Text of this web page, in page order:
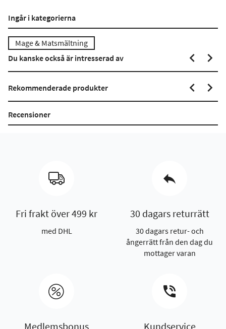
Ingår i kategorierna
Mage & Matsmältning
Du kanske också är intresserad av
Rekommenderade produkter
Recensioner
Fri frakt över 499 kr
med DHL
30 dagars returrätt
30 dagars retur- och
ångerrätt från den dag du
mottager varan
Medlemsbonus Kundservice